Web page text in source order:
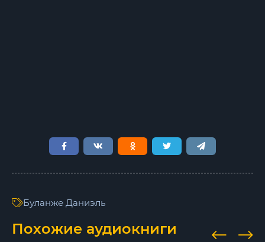
Буланже Даниэль
Похожие аудиокниги